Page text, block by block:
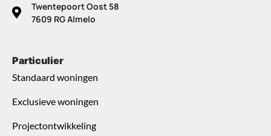
Twentepoort Oost 58
7609 RG Almelo
Particulier
Standaard woningen
Exclusieve woningen
Projectontwikkeling